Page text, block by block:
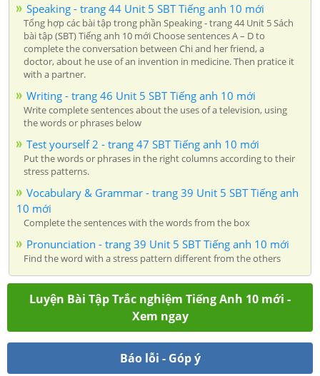
Speaking - trang 44 Unit 5 SBT Tiếng anh 10 mới
Tổng hợp các bài tập trong phần Speaking - trang 44 Unit 5 Sách
bài tập (SBT) Tiếng anh 10 mới Choose sentences A – D to
complete the conversation between Chi and her friend, a
doctor, about he use of an invention in medicine. Then pratice it
with a partner.
Writing - trang 46 Unit 5 SBT Tiếng anh 10 mới
Write complete sentences about the uses of a television, using
the words or phrases below
Test yourself 2 - trang 47 SBT Tiếng anh 10 mới
Put the words or phrases in the right columns according to their
stress patterns.
Vocabulary & Grammar - trang 39 Unit 5 SBT Tiếng anh
10 mới
Complete the sentences with the words from the box
Pronunciation - trang 39 Unit 5 SBT Tiếng anh 10 mới
Find the word with a stress pattern different from the others
Luyện Bài Tập Trắc nghiệm Tiếng Anh 10 mới -
Xem ngay
Báo lỗi - Góp ý